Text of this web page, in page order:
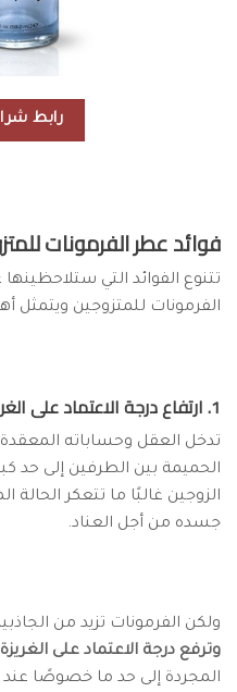
رابط
فوائد عطر الفرمونات
تتنوع الفوائد التي
الفرمونات للمتزوجين ويتمثل
1. ارتفاع درجة الاعتماد على الغريزة واللاوعي:
تدخل العقل وحساباته
الحميمة بين الطرفين إلى حد
الزوجين غالبًا ما تتعكر
جسده من أجل العناد.
ولكن الفرمونات تزيد من
وترفع درجة الاعتماد على الغريزة
المجردة إلى حد ما خصوصًا